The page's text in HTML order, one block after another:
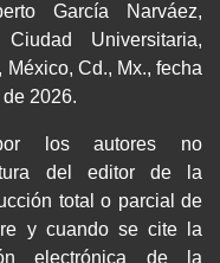
García Narváez,
Universitaria,
Cd., Mx., fecha
2026.
los autores no
del editor de la
total o parcial de
y cuando se cite la
electrónica de la